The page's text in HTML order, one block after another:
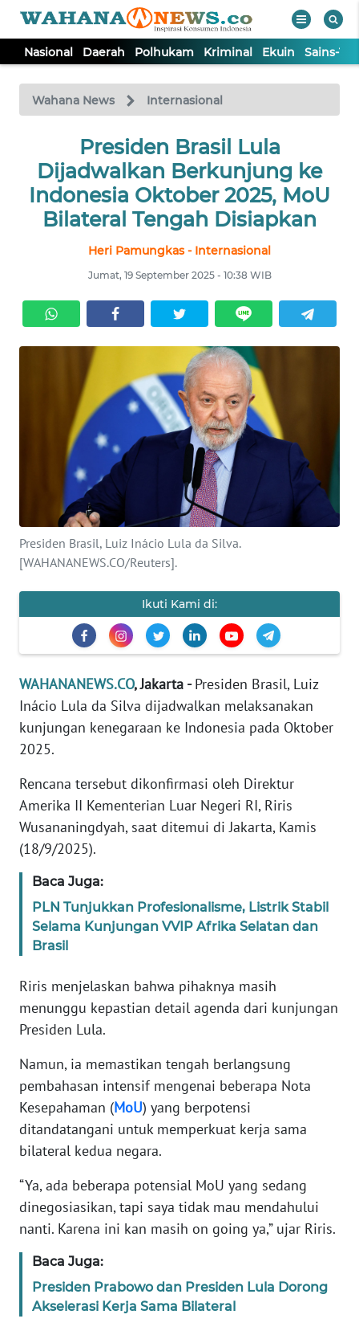
Nasional Daerah Polhukam Kriminal Ekuin Sains-
Wahana News Internasional
Presiden Brasil Lula
Dijadwalkan Berkunjung ke
Indonesia Oktober 2025, MoU
Bilateral Tengah Disiapkan
Heri Pamungkas - Internasional
Jumat, 19 September 2025 - 10:38 WIB
Presiden Brasil, Luiz Inácio Lula da Silva.
[WAHANANEWS.CO/Reuters].
Ikuti Kami di:
WAHANANEWS.CO, Jakarta -Presiden Brasil, Luiz
Inácio Lula da Silva dijadwalkan melaksanakan
kunjungan kenegaraan ke Indonesia pada Oktober
2025.
Rencana tersebut dikonfirmasi oleh Direktur
Amerika II Kementerian Luar Negeri RI, Riris
Wusananingdyah, saat ditemui di Jakarta, Kamis
(18/9/2025).
Baca Juga:
PLN Tunjukkan Profesionalisme, Listrik Stabil
Selama Kunjungan VVIP Afrika Selatan dan
Brasil
Riris menjelaskan bahwa pihaknya masih
menunggu kepastian detail agenda dari kunjungan
Presiden Lula.
Namun, ia memastikan tengah berlangsung
pembahasan intensif mengenai beberapa Nota
Kesepahaman (MoU) yang berpotensi
ditandatangani untuk memperkuat kerja sama
bilateral kedua negara.
“Ya, ada beberapa potensial MoU yang sedang
dinegosiasikan, tapi saya tidak mau mendahului
nanti. Karena ini kan masih on going ya,” ujar Riris.
Baca Juga:
Presiden Prabowo dan Presiden Lula Dorong
Akselerasi Kerja Sama Bilateral
TV
Tutup
DAERAH
EKUIN
SAINS-TEKNO
KESEHATAN
INTERNASIONAL
SERBA-SERBI
PENDIDIKAN
OLAHRAGA
EDITORIAL
Informasi
BERITA
KONTAK
KAMI
INFO
TENTANG
MEDIA
SIBER
KARIR
DISCLAIMER
Wahana
News
Regional
SUMUT